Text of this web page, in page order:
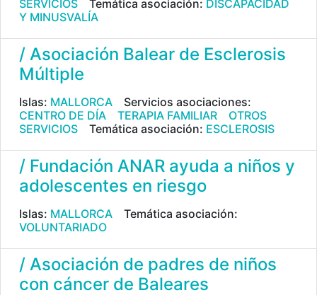
SERVICIOS
Temática asociación: DISCAPACIDAD
Y MINUSVALÍA
/ Asociación Balear de Esclerosis
Múltiple
Islas: MALLORCA
Servicios asociaciones:
CENTRO DE DÍA
TERAPIA FAMILIAR
OTROS
SERVICIOS
Temática asociación: ESCLEROSIS
/ Fundación ANAR ayuda a niños y
adolescentes en riesgo
Islas: MALLORCA
Temática asociación:
VOLUNTARIADO
/ Asociación de padres de niños
con cáncer de Baleares